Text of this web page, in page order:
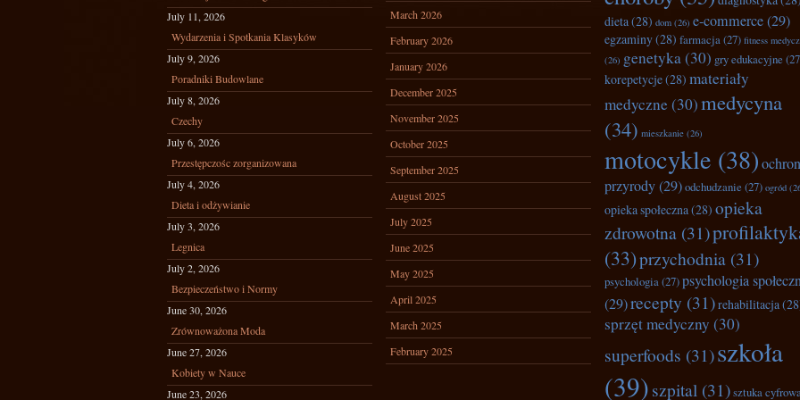
July 11, 2026
Wydarzenia i Spotkania Klasyków
July 9, 2026
Poradniki Budowlane
July 8, 2026
Czechy
July 6, 2026
Przestępczośc zorganizowana
July 4, 2026
Dieta i odżywianie
July 3, 2026
Legnica
July 2, 2026
Bezpieczeństwo i Normy
June 30, 2026
Zrównoważona Moda
June 27, 2026
Kobiety w Nauce
June 23, 2026
March 2026
February 2026
January 2026
December 2025
November 2025
October 2025
September 2025
August 2025
July 2025
June 2025
May 2025
April 2025
March 2025
February 2025
dieta(28) dom (26) e-commerce(29)
egzaminy(28) farmacja(27) fitness
(26) genetyka(30) gry edukacyjne
korepetycje(28) materiały
medyczne (30)medycyna
(34) mieszkanie (26)
motocykle (38)
przyrody(29)odchudzanie (27) ogród
opieka społeczna(28) opieka
zdrowotna (31)
(33)przychodnia (31)
psychologia(27)psychologia
(29)recepty (31)rehabilitacja
sprzęt medyczny (30)
superfoods (31)szkoła
(39)szpital (31)sztuka